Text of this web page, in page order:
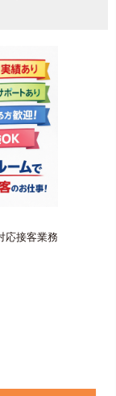
応接客業務